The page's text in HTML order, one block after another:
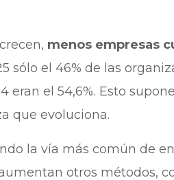
menos empresas
sólo el 46% de las
eran el 54,6%. Esto
que evoluciona.
la vía más común de
otros métodos,